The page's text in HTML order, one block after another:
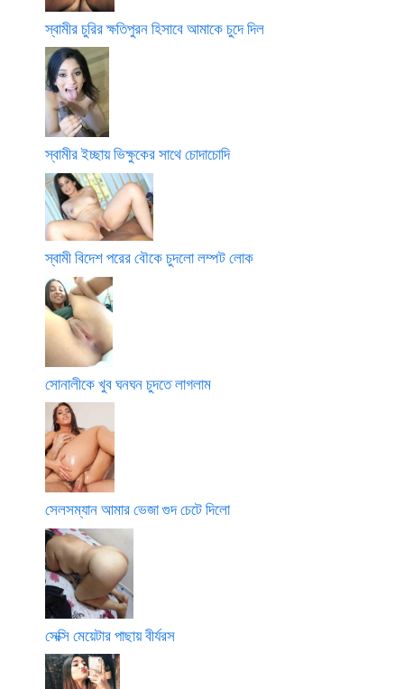
স্বামীর চুরির ক্ষতিপুরন হিসাবে আমাকে চুদে দিল
স্বামীর ইচ্ছায় ভিক্ষুকের সাথে চোদাচোদি
স্বামী বিদেশ পরের বৌকে চুদলো লম্পট লোক
সোনালীকে খুব ঘনঘন চুদতে লাগলাম
সেলসম্যান আমার ভেজা গুদ চেটে দিলো
সেক্সি মেয়েটার পাছায় বীর্যরস